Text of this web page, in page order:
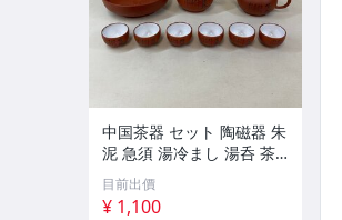
中国茶器 セット 陶磁器 朱
泥 急須 湯冷まし 湯呑 茶
碗 皿 煎茶 未使用 長期保
管品 現状 中古 /904
目前出價
¥ 1,100